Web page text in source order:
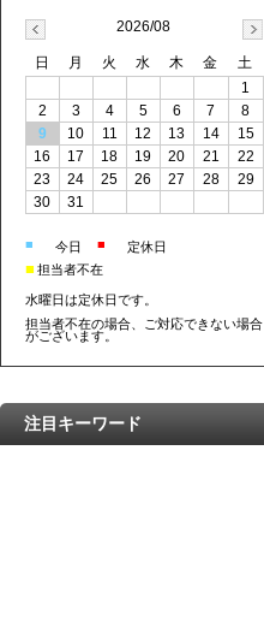
2026/08
日 月 火 水 木 金
土
1
2
3 4 5 6 7
8
9
10 11 12 13 14
15
16
17 18 19 20 21
22
23
24 25 26 27 28
29
30
31
■ 今日 ■ 定休日
■ 担当者不在
水曜日は定休日です。
担当者不在の場合、ご対応できない場合
がございます。
注目キーワード